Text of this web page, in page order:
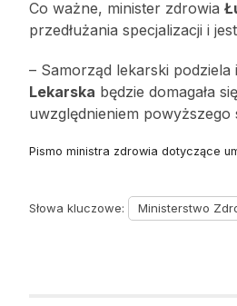
Co ważne, minister zdrowia
przedłużania specjalizacji i
– Samorząd lekarski
Lekarska będzie domagała
uwzględnieniem
Pismo ministra zdrowia dotyczące
Słowa kluczowe: Ministerstwo